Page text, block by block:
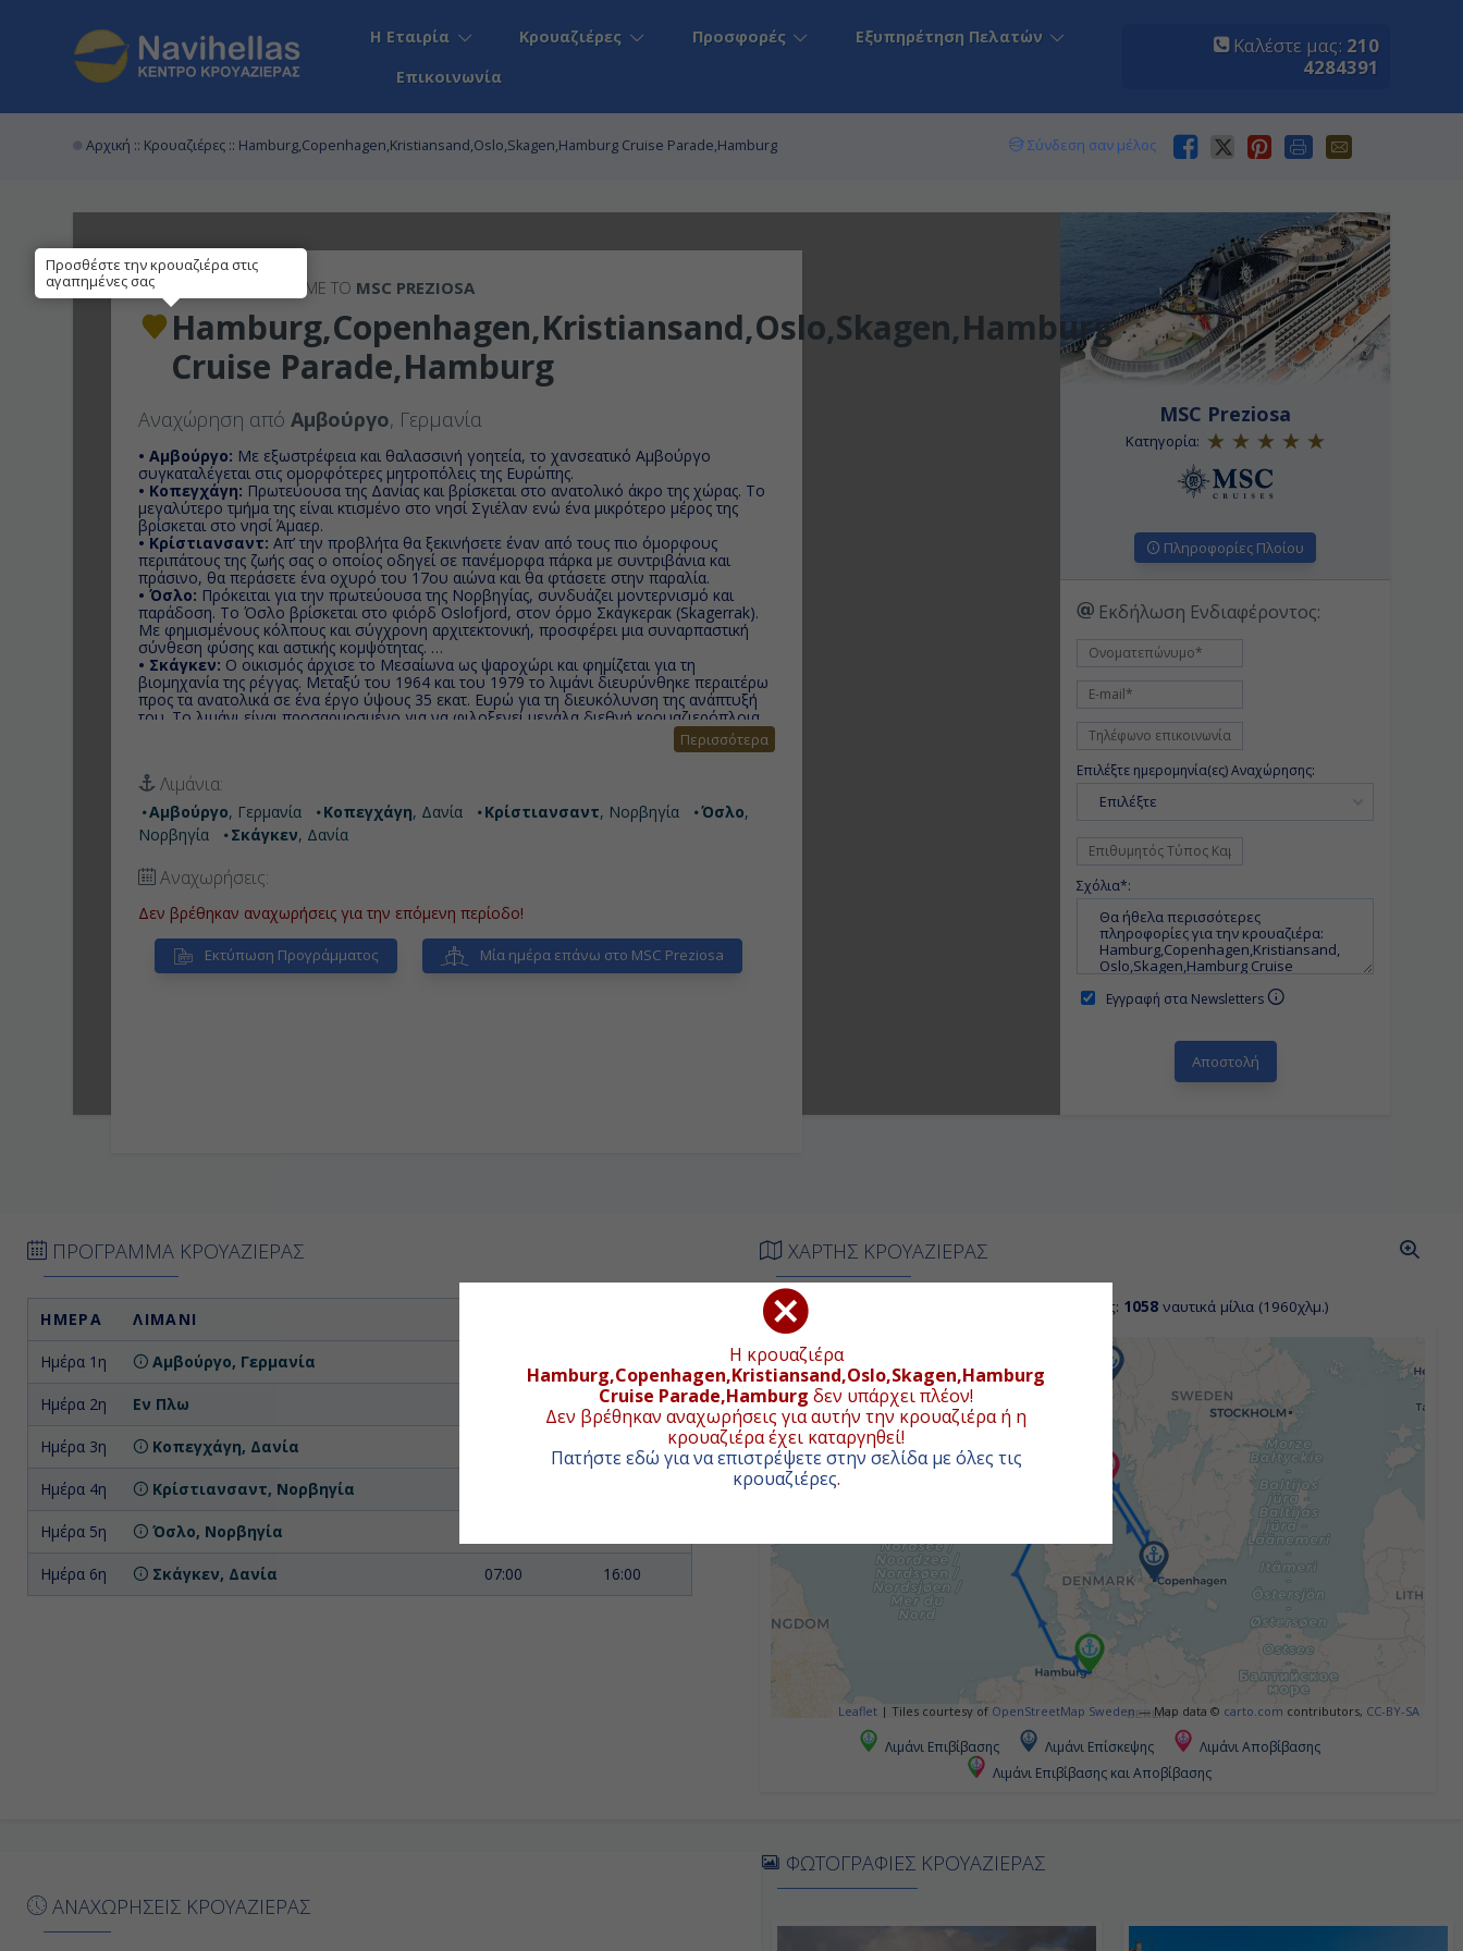
Η κρουαζιέρα
Hamburg,Copenhagen,Kristiansand,Oslo,Skagen,Hamburg
Cruise Parade,Hamburg δεν υπάρχει πλέον!
Δεν βρέθηκαν αναχωρήσεις για αυτήν την κρουαζιέρα ή η
κρουαζιέρα έχει καταργηθεί!
Πατήστε εδώ για να επιστρέψετε στην σελίδα με όλες τις
κρουαζιέρες.
Η Εταιρία Κρουαζιέρες Προσφορές
Εξυπηρέτηση Πελατών
Επικοινωνία
Καλέστε μας: 210
4284391
Αρχική :: Κρουαζιέρες :: Hamburg,Copenhagen,Kristiansand,Oslo,Skagen,Hamburg Cruise Parade,Hamburg Σύνδεση σαν μέλος
7ΉΜΕΡΗ ΚΡΟΥΑΖΙΕΡΑ ΜΕ ΤΟ MSC PREZIOSA
Hamburg,Copenhagen,Kristiansand,Oslo,Skagen,Hamburg
Cruise Parade,Hamburg
Αναχώρηση απόΑμβούργο, Γερμανία
• Αμβούργο: Με εξωστρέφεια και θαλασσινή γοητεία, το χανσεατικό Αμβούργο
συγκαταλέγεται στις ομορφότερες μητροπόλεις της Ευρώπης.
• Κοπεγχάγη: Πρωτεύουσα της Δανίας και βρίσκεται στο ανατολικό άκρο της χώρας. Το
μεγαλύτερο τμήμα της είναι κτισμένο στο νησί Σγιέλαν ενώ ένα μικρότερο μέρος της
βρίσκεται στο νησί Άμαερ.
• Κρίστιανσαντ: Απ’ την προβλήτα θα ξεκινήσετε έναν από τους πιο όμορφους
περιπάτους της ζωής σας ο οποίος οδηγεί σε πανέμορφα πάρκα με συντριβάνια και
πράσινο, θα περάσετε ένα οχυρό του 17ου αιώνα και θα φτάσετε στην παραλία.
• Όσλο: Πρόκειται για την πρωτεύουσα της Νορβηγίας, συνδυάζει μοντερνισμό και
παράδοση. Το Όσλο βρίσκεται στο φιόρδ Oslofjord, στον όρμο Σκάγκερακ (Skagerrak).
Με φημισμένους κόλπους και σύγχρονη αρχιτεκτονική, προσφέρει μια συναρπαστική
σύνθεση φύσης και αστικής κομψότητας.
• Σκάγκεν: Ο οικισμός άρχισε το Μεσαίωνα ως ψαροχώρι και φημίζεται για τη
βιομηχανία της ρέγγας. Μεταξύ του 1964 και του 1979 το λιμάνι διευρύνθηκε περαιτέρω
προς τα ανατολικά σε ένα έργο ύψους 35 εκατ. Ευρώ για τη διευκόλυνση της ανάπτυξή
του. Το λιμάνι είναι προσαρμοσμένο για να φιλοξενεί μεγάλα διεθνή κρουαζιερόπλοια.
Περισσότερα
Λιμάνια:
Αμβούργο, Γερμανία Κοπεγχάγη, Δανία Κρίστιανσαντ, Νορβηγία Όσλο,
Νορβηγία
Σκάγκεν, Δανία
Αναχωρήσεις:
Δεν βρέθηκαν αναχωρήσεις για την επόμενη περίοδο!
Εκτύπωση Προγράμματος Μία ημέρα επάνω στο MSC Preziosa
MSC Preziosa
Κατηγορία:
Πληροφορίες Πλοίου
Εκδήλωση Ενδιαφέροντος:
Επιλέξτε ημερομηνία(ες) Αναχώρησης:
Επιλέξτε
Σχόλια*:
Εγγραφή στα Newsletters
ΠΡΟΓΡΑΜΜΑ ΚΡΟΥΑΖΙΕΡΑΣ
ΗΜΕΡΑ ΛΙΜΑΝΙ
Ημέρα 1η Αμβούργο, Γερμανία
Ημέρα 2η Εν Πλω -
Ημέρα 3η Κοπεγχάγη, Δανία 18:00
Ημέρα 4η Κρίστιανσαντ, Νορβηγία
Ημέρα 5η Όσλο, Νορβηγία
Ημέρα 6η Σκάγκεν, Δανία 07:00 16:00
ΧΑΡΤΗΣ ΚΡΟΥΑΖΙΕΡΑΣ
Συνολική απόσταση κρουαζιέρας: 1058 ναυτικά μίλια (1960χλμ.)
+
−
Leaflet | Tiles courtesy of OpenStreetMap Sweden — Map data © carto.com contributors, CC-BY-SA
Λιμάνι Επιβίβασης Λιμάνι Επίσκεψης
Λιμάνι Αποβίβασης
Λιμάνι Επιβίβασης και Αποβίβασης
ΑΝΑΧΩΡΗΣΕΙΣ ΚΡΟΥΑΖΙΕΡΑΣ
ΦΩΤΟΓΡΑΦΙΕΣ ΚΡΟΥΑΖΙΕΡΑΣ
Προσθέστε την κρουαζιέρα στις
αγαπημένες σας